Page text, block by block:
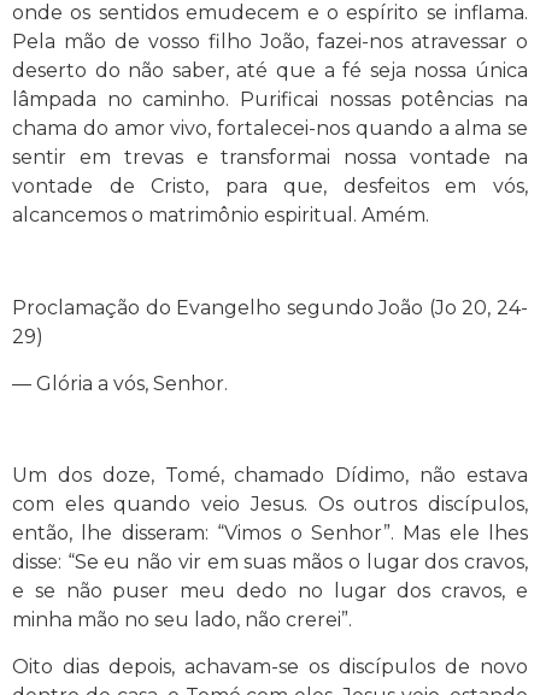
onde os sentidos emudecem e o espírito se inflama.
Pela mão de vosso filho João, fazei-nos atravessar o
deserto do não saber, até que a fé seja nossa única
lâmpada no caminho. Purificai nossas potências na
chama do amor vivo, fortalecei-nos quando a alma se
sentir em trevas e transformai nossa vontade na
vontade de Cristo, para que, desfeitos em vós,
alcancemos o matrimônio espiritual. Amém.
Proclamação do Evangelho segundo João (Jo 20, 24-
29)
— Glória a vós, Senhor.
Um dos doze, Tomé, chamado Dídimo, não estava
com eles quando veio Jesus. Os outros discípulos,
então, lhe disseram: “Vimos o Senhor”. Mas ele lhes
disse: “Se eu não vir em suas mãos o lugar dos cravos,
e se não puser meu dedo no lugar dos cravos, e
minha mão no seu lado, não crerei”.
Oito dias depois, achavam-se os discípulos de novo